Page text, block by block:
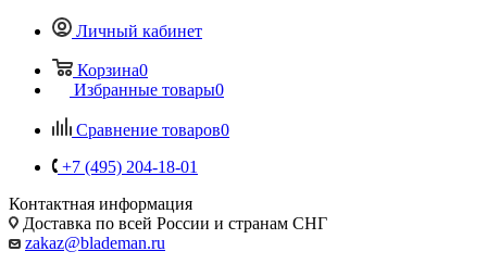
Личный кабинет
Корзина0
Избранные товары0
Сравнение товаров0
+7 (495) 204-18-01
Контактная информация
Доставка по всей России и странам СНГ
zakaz@blademan.ru